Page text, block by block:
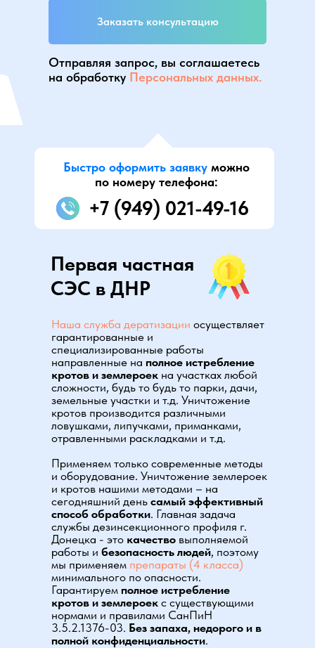
Заказать консультацию
Отправляя запрос, вы соглашаетесь
на обработку Персональных данных.
+7 (949) 021-49-16
Быстро оформить заявкуможно
по номеру телефона:
Наша служба дератизации осуществляет
гарантированные и
специализированные работы
направленные на полное истребление
кротов и землероек на участках любой
сложности, будь то будь то парки, дачи,
земельные участки и т.д. Уничтожение
кротов производится различными
ловушками, липучками, приманками,
отравленными раскладками и т.д.
Применяем только современные методы
и оборудование. Уничтожение землероек
и кротов нашими методами – на
сегодняшний день самый эффективный
способ обработки. Главная задача
службы дезинсекционного профиля г.
Донецка - это качество выполняемой
работы и безопасность людей, поэтому
мы применяем препараты (4 класса)
минимального по опасности.
Гарантируем полное истребление
кротов и землероек с существующими
нормами и правилами СанПиН
3.5.2.1376-03. Без запаха, недорого и в
полной конфиденциальности.
Первая частная
СЭС в ДНР